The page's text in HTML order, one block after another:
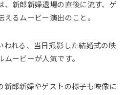
、新郎新婦退場の直後に流す、ゲ
るムービー演出のこと。
われる、当日撮影した結婚式の映
ービーが人気です。
新郎新婦やゲストの様子も映像に